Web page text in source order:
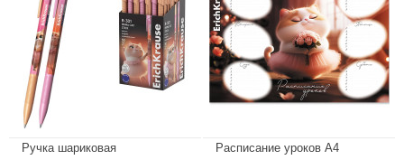
Ручка шариковая
Расписание уроков А4